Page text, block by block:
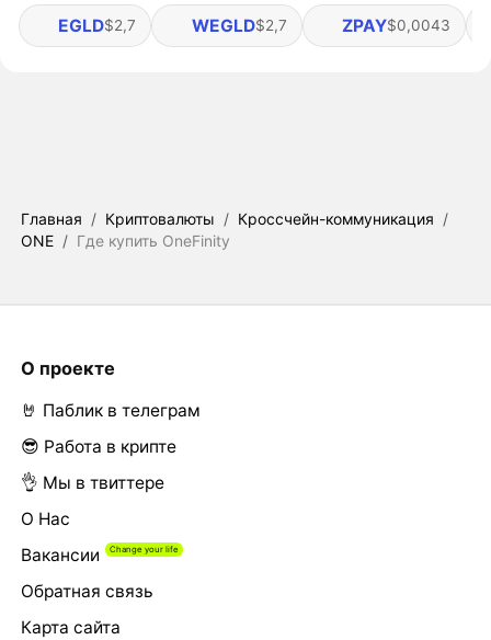
EGLD$2,7 WEGLD$2,7 ZPAY$0,0043
Главная / Криптовалюты / Кроссчейн-коммуникация /
ONE / Где купить OneFinity
О проекте
🤘 Паблик в телеграм
😎 Работа в крипте
👌 Мы в твиттере
О Нас
Вакансии
Обратная связь
Карта сайта